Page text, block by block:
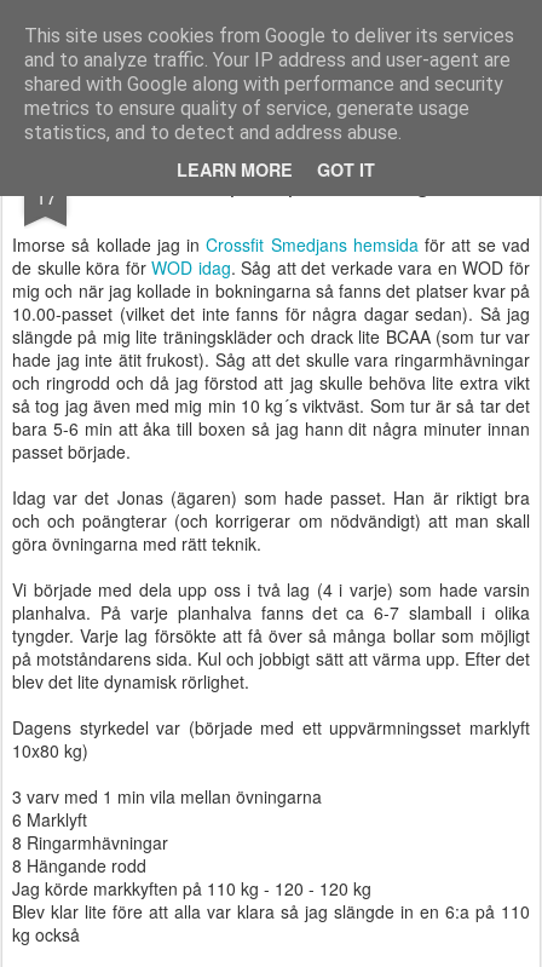
This site uses cookies from Google to deliver its services
and to analyze traffic. Your IP address and user-agent are
shared with Google along with performance and security
metrics to ensure quality of service, generate usage
statistics, and to detect and address abuse.
LEARN MORE GOT IT
Functional Fitness by Mattias - Träningsinspiration & träningsfilmer
Pages
17 Crossfitpass på förmiddagen
Imorse så kollade jag inCrossfit Smedjans hemsidaför att se vad
de skulle köra förWOD idag. Såg att det verkade vara en WOD för
mig och när jag kollade in bokningarna så fanns det platser kvar på
10.00-passet (vilket det inte fanns för några dagar sedan). Så jag
slängde på mig lite träningskläder och drack lite BCAA (som tur var
hade jag inte ätit frukost). Såg att det skulle vara ringarmhävningar
och ringrodd och då jag förstod att jag skulle behöva lite extra vikt
så tog jag även med mig min 10 kg´s viktväst. Som tur är så tar det
bara 5-6 min att åka till boxen så jag hann dit några minuter innan
passet började.
Idag var det Jonas (ägaren) som hade passet. Han är riktigt bra
och och poängterar (och korrigerar om nödvändigt) att man skall
göra övningarna med rätt teknik.
Vi började med dela upp oss i två lag (4 i varje) som hade varsin
planhalva. På varje planhalva fanns det ca 6-7 slamball i olika
tyngder. Varje lag försökte att få över så många bollar som möjligt
på motståndarens sida. Kul och jobbigt sätt att värma upp. Efter det
blev det lite dynamisk rörlighet.
Dagens styrkedel var (började med ett uppvärmningsset marklyft
10x80 kg)
3 varv med 1 min vila mellan övningarna
6 Marklyft
8 Ringarmhävningar
8 Hängande rodd
Jag körde markkyften på 110 kg - 120 - 120 kg
Blev klar lite före att alla var klara så jag slängde in en 6:a på 110
kg också